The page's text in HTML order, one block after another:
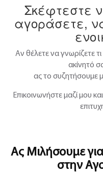
Σκέφτεστε
αγοράσετε,
Αν θέλετε να γνωρίζετε
ακίνητό
ας το συζητήσουμε
Επικοινωνήστε μαζί μου
Ας Μιλήσουμε
στην